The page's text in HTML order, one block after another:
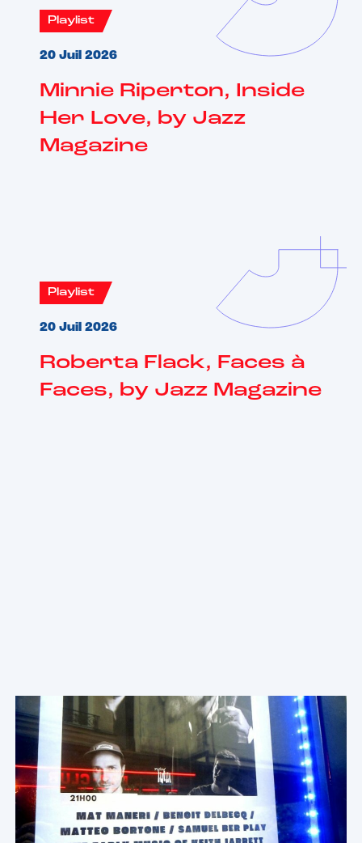
Playlist
20 Juil 2026
Minnie Riperton, Inside
Her Love, by Jazz
Magazine
Playlist
20 Juil 2026
Roberta Flack, Faces à
Faces, by Jazz Magazine